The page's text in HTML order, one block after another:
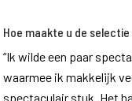
Hoe maakte u de
“Ik wilde een paar
waarmee ik makkelijk
spectaculair stuk. Het